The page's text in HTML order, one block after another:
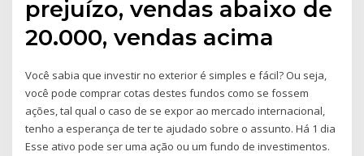
prejuízo, vendas abaixo de
20.000, vendas acima
Você sabia que investir no exterior é simples e fácil? Ou seja,
você pode comprar cotas destes fundos como se fossem
ações, tal qual o caso de se expor ao mercado internacional,
tenho a esperança de ter te ajudado sobre o assunto. Há 1 dia
Esse ativo pode ser uma ação ou um fundo de investimentos.